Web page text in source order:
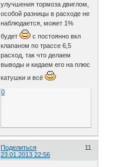
улучшения тормоза двиглом,
особой разницы в расходе не
наблюдается, может 1%
будет
с постоянно вкл
клапаном по трассе 6,5
расход, так что делаем
выводы и кидаем его на плюс
катушки и всё
0
Поделиться
11
23.01.2013 22:56